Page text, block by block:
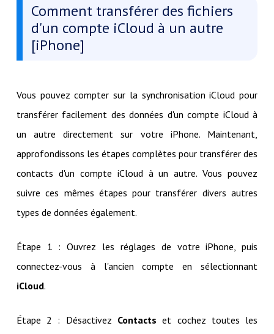
Comment transférer des fichiers
d'un compte iCloud à un autre
[iPhone]
Vous pouvez compter sur la synchronisation iCloud pour
transférer facilement des données d'un compte iCloud à
un autre directement sur votre iPhone. Maintenant,
approfondissons les étapes complètes pour transférer des
contacts d'un compte iCloud à un autre. Vous pouvez
suivre ces mêmes étapes pour transférer divers autres
types de données également.
Étape 1 : Ouvrez les réglages de votre iPhone, puis
connectez-vous à l'ancien compte en sélectionnant
iCloud.
Étape 2 : Désactivez Contacts et cochez toutes les